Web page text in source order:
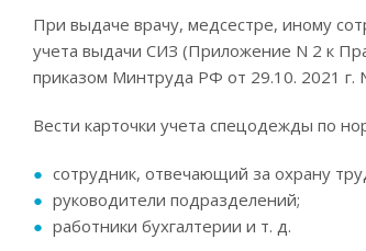
При выдаче врачу, медсестре, иному
учета выдачи СИЗ (Приложение N 2 к
приказом Минтруда РФ от 29.10. 2021 г.
Вести карточки учета спецодежды по
сотрудник, отвечающий за охрану
руководители подразделений;
работники бухгалтерии и т. д.